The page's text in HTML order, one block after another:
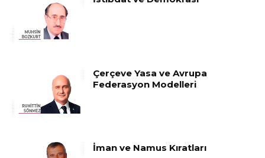
Çerçeve Yasa ve Avrupa
Federasyon Modelleri
İman ve Namus Kıratları